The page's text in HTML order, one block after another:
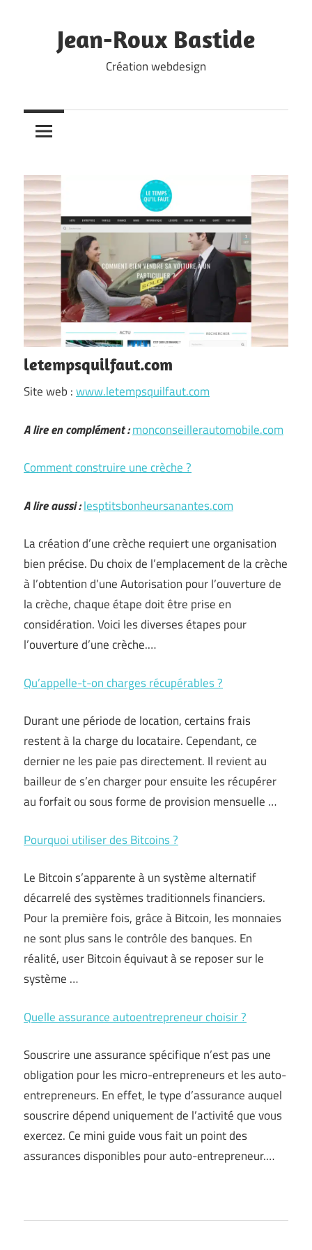
contentJean-Roux Bastide
Création webdesign
letempsquilfaut.com
Site web :www.letempsquilfaut.com
A lire en complément :monconseillerautomobile.com
Comment construire une crèche ?
A lire aussi :lesptitsbonheursanantes.com
La création d’une crèche requiert une organisation
bien précise. Du choix de l’emplacement de la crèche
à l’obtention d’une Autorisation pour l’ouverture de
la crèche, chaque étape doit être prise en
considération. Voici les diverses étapes pour
l’ouverture d’une crèche.…
Qu’appelle-t-on charges récupérables ?
Durant une période de location, certains frais
restent à la charge du locataire. Cependant, ce
dernier ne les paie pas directement. Il revient au
bailleur de s’en charger pour ensuite les récupérer
au forfait ou sous forme de provision mensuelle …
Pourquoi utiliser des Bitcoins ?
Le Bitcoin s’apparente à un système alternatif
décarrelé des systèmes traditionnels financiers.
Pour la première fois, grâce à Bitcoin, les monnaies
ne sont plus sans le contrôle des banques. En
réalité, user Bitcoin équivaut à se reposer sur le
système …
Quelle assurance autoentrepreneur choisir ?
Souscrire une assurance spécifique n’est pas une
obligation pour les micro-entrepreneurs et les auto-
entrepreneurs. En effet, le type d’assurance auquel
souscrire dépend uniquement de l’activité que vous
exercez. Ce mini guide vous fait un point des
assurances disponibles pour auto-entrepreneur.…